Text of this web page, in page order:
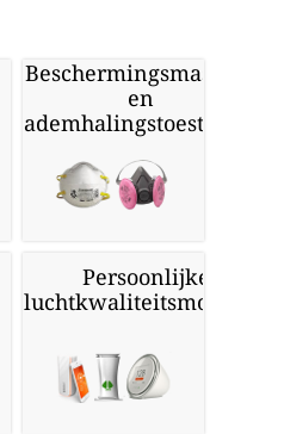
Beschermingsmaskers
en
ademhalingstoestellen
Persoonlijke
luchtkwaliteitsmonitors